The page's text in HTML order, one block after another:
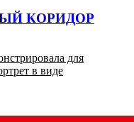
КОРИДОР
для
в виде